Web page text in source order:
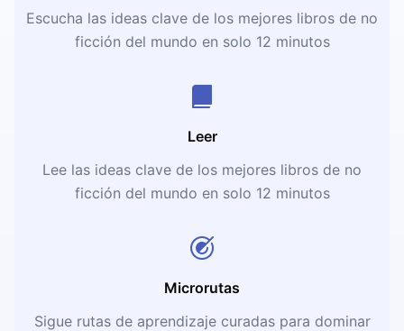
Escucha las ideas clave de los mejores libros de no
ficción del mundo en solo 12 minutos
Leer
Lee las ideas clave de los mejores libros de no
ficción del mundo en solo 12 minutos
Microrutas
Sigue rutas de aprendizaje curadas para dominar